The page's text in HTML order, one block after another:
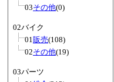
03その他(0)
02バイク
01販売(108)
02その他(19)
03パーツ